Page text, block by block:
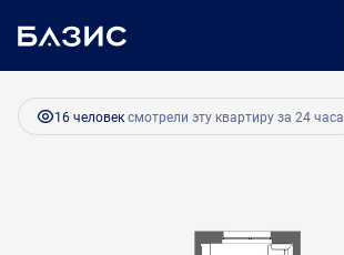
Студия17.5 м
Ипотекаот 13 266 руб.
16 человексмотрели эту квартиру за 24 часа